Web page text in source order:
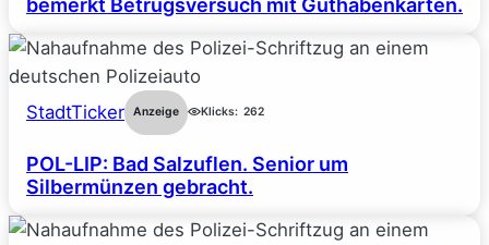
bemerkt Betrugsversuch mit Guthabenkarten.
StadtTicker Anzeige Klicks: 262
POL-LIP: Bad Salzuflen. Senior um
Silbermünzen gebracht.